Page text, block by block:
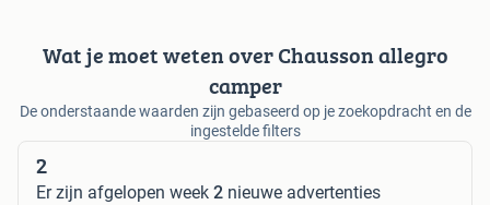
Wat je moet weten over Chausson allegro
camper
De onderstaande waarden zijn gebaseerd op je zoekopdracht en de
ingestelde filters
2
Er zijn afgelopen week 2 nieuwe advertenties